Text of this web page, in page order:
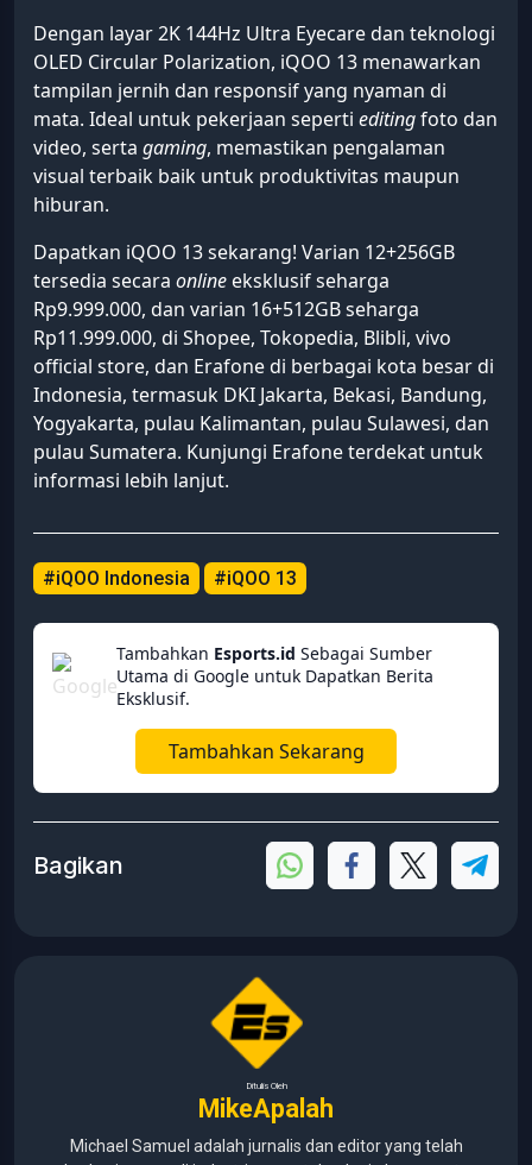
Dengan layar 2K 144Hz Ultra Eyecare dan teknologi
OLED Circular Polarization, iQOO 13 menawarkan
tampilan jernih dan responsif yang nyaman di
mata. Ideal untuk pekerjaan seperti editingfoto dan
video, serta gaming, memastikan pengalaman
visual terbaik baik untuk produktivitas maupun
hiburan.
Dapatkan iQOO 13 sekarang! Varian 12+256GB
tersedia secara online eksklusif seharga
Rp9.999.000, dan varian 16+512GB seharga
Rp11.999.000, di Shopee, Tokopedia, Blibli, vivo
official store, dan Erafone di berbagai kota besar di
Indonesia, termasuk DKI Jakarta, Bekasi, Bandung,
Yogyakarta, pulau Kalimantan, pulau Sulawesi, dan
pulau Sumatera. Kunjungi Erafone terdekat untuk
informasi lebih lanjut.
#iQOO Indonesia #iQOO 13
Tambahkan Esports.id Sebagai Sumber
Utama di Google untuk Dapatkan Berita
Eksklusif.
Tambahkan Sekarang
Bagikan
Ditulis Oleh
MikeApalah
Michael Samuel adalah jurnalis dan editor yang telah